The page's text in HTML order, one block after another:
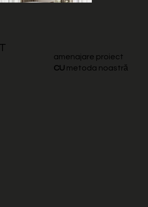
amenajare proiect
CU metoda noastră